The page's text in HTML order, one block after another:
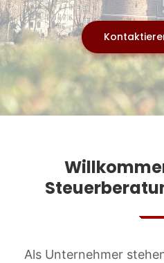
Als Unternehmer